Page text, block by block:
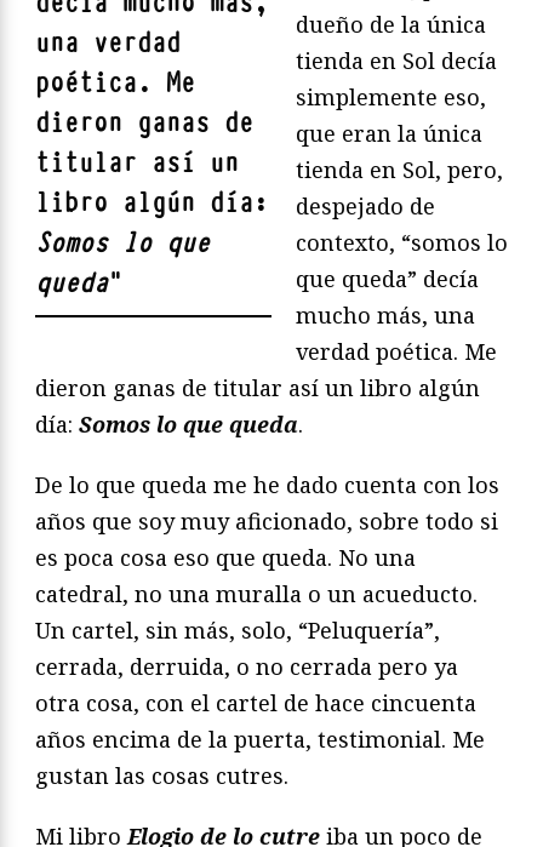
una verdad
poética. Me
dieron ganas de
titular así un
libro algún día:
Somos lo que
queda"
dueño de la única
tienda en Sol decía
simplemente eso,
que eran la única
tienda en Sol, pero,
despejado de
contexto, “somos lo
que queda” decía
mucho más, una
verdad poética. Me
dieron ganas de titular así un libro algún
día: Somos lo que queda.
De lo que queda me he dado cuenta con los
años que soy muy aficionado, sobre todo si
es poca cosa eso que queda. No una
catedral, no una muralla o un acueducto.
Un cartel, sin más, solo, “Peluquería”,
cerrada, derruida, o no cerrada pero ya
otra cosa, con el cartel de hace cincuenta
años encima de la puerta, testimonial. Me
gustan las cosas cutres.
Mi libroElogio de lo cutre iba un poco de